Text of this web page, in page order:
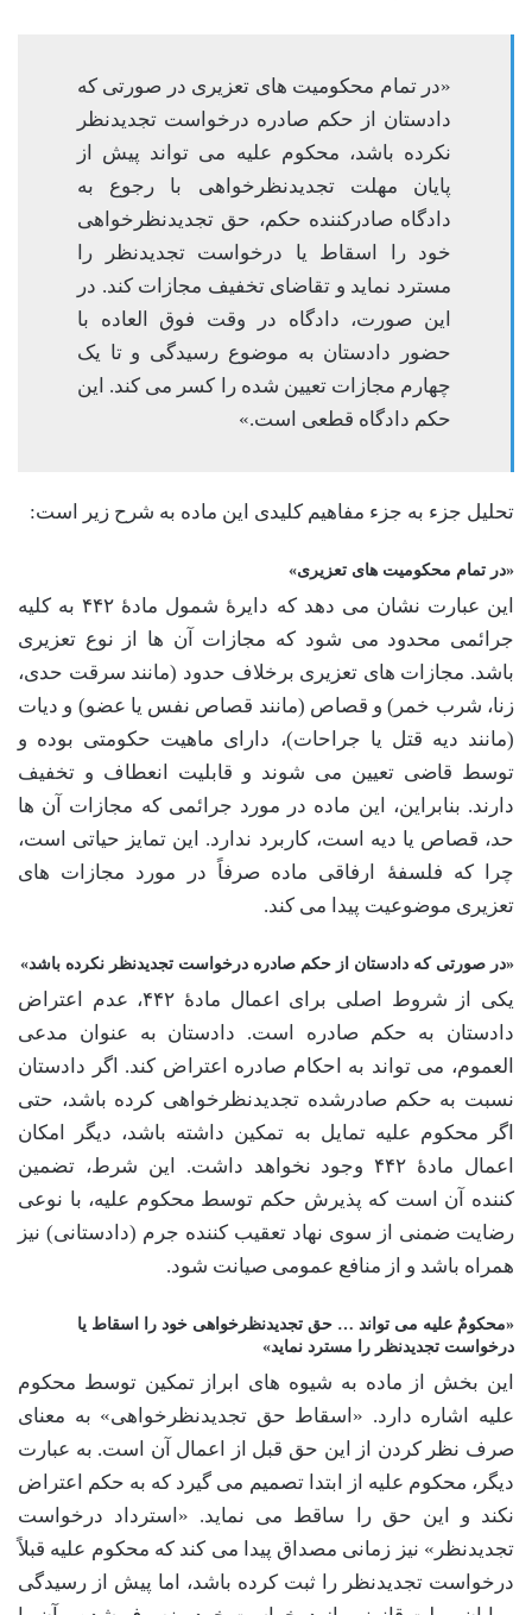
«در تمام محکومیت های تعزیری در صورتی که
دادستان از حکم صادره درخواست تجدیدنظر
نکرده باشد، محکوم علیه می تواند پیش از
پایان مهلت تجدیدنظرخواهی با رجوع به
دادگاه صادرکننده حکم، حق تجدیدنظرخواهی
خود را اسقاط یا درخواست تجدیدنظر را
مسترد نماید و تقاضای تخفیف مجازات کند. در
این صورت، دادگاه در وقت فوق العاده با
حضور دادستان به موضوع رسیدگی و تا یک
چهارم مجازات تعیین شده را کسر می کند. این
حکم دادگاه قطعی است.»
تحلیل جزء به جزء مفاهیم کلیدی این ماده به شرح زیر است:
«در تمام محکومیت های تعزیری»
این عبارت نشان می دهد که دایرۀ شمول مادۀ ۴۴۲ به کلیه
جرائمی محدود می شود که مجازات آن ها از نوع تعزیری
باشد. مجازات های تعزیری برخلاف حدود (مانند سرقت حدی،
زنا، شرب خمر) و قصاص (مانند قصاص نفس یا عضو) و دیات
(مانند دیه قتل یا جراحات)، دارای ماهیت حکومتی بوده و
توسط قاضی تعیین می شوند و قابلیت انعطاف و تخفیف
دارند. بنابراین، این ماده در مورد جرائمی که مجازات آن ها
حد، قصاص یا دیه است، کاربرد ندارد. این تمایز حیاتی است،
چرا که فلسفۀ ارفاقی ماده صرفاً در مورد مجازات های
تعزیری موضوعیت پیدا می کند.
«در صورتی که دادستان از حکم صادره درخواست تجدیدنظر نکرده باشد»
یکی از شروط اصلی برای اعمال مادۀ ۴۴۲، عدم اعتراض
دادستان به حکم صادره است. دادستان به عنوان مدعی
العموم، می تواند به احکام صادره اعتراض کند. اگر دادستان
نسبت به حکم صادرشده تجدیدنظرخواهی کرده باشد، حتی
اگر محکوم علیه تمایل به تمکین داشته باشد، دیگر امکان
اعمال مادۀ ۴۴۲ وجود نخواهد داشت. این شرط، تضمین
کننده آن است که پذیرش حکم توسط محکوم علیه، با نوعی
رضایت ضمنی از سوی نهاد تعقیب کننده جرم (دادستانی) نیز
همراه باشد و از منافع عمومی صیانت شود.
«محکومٌ علیه می تواند … حق تجدیدنظرخواهی خود را اسقاط یا
درخواست تجدیدنظر را مسترد نماید»
این بخش از ماده به شیوه های ابراز تمکین توسط محکوم
علیه اشاره دارد. «اسقاط حق تجدیدنظرخواهی» به معنای
صرف نظر کردن از این حق قبل از اعمال آن است. به عبارت
دیگر، محکوم علیه از ابتدا تصمیم می گیرد که به حکم اعتراض
نکند و این حق را ساقط می نماید. «استرداد درخواست
تجدیدنظر» نیز زمانی مصداق پیدا می کند که محکوم علیه قبلاً
درخواست تجدیدنظر را ثبت کرده باشد، اما پیش از رسیدگی